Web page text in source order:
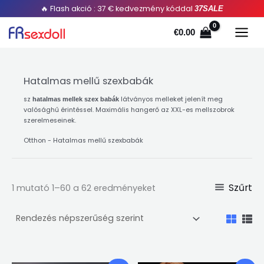
tartalomra
🔥 Flash akció : 37 € kedvezmény kóddal 37SALE
€0.00
Hatalmas mellű szexbabák
sz hatalmas mellek szex babák látványos melleket jelenít meg
valósághű érintéssel. Maximális hangerő az XXL-es mellszobrok
szerelmeseinek.
Otthon - Hatalmas mellű szexbabák
1 mutató 1–60 a 62 eredményeket
népszerűség
szerint
rendezve
Szűrt